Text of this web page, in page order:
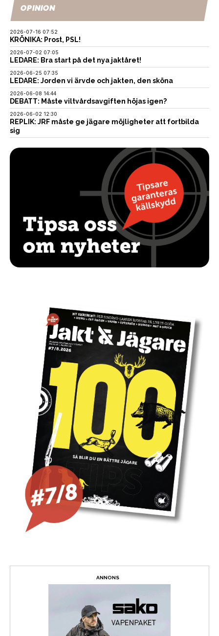
OPINION
2026-07-16 07:52
KRÖNIKA: Prost, PSL!
2026-07-02 07:05
LEDARE: Bra start på det nya jaktåret!
2026-06-25 07:35
LEDARE: Jorden vi ärvde och jakten, den sköna
2026-06-08 14:44
DEBATT: Måste viltvårdsavgiften höjas igen?
2026-06-02 12:30
REPLIK: JRF måste ge jägare möjligheter att fortbilda
sig
ANNONS